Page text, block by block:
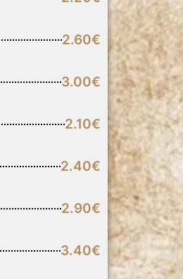
2.60€
3.00€
2.10€
2.40€
2.90€
3.40€